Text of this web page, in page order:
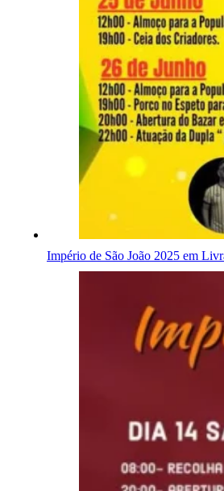
Império de São João 2025 em